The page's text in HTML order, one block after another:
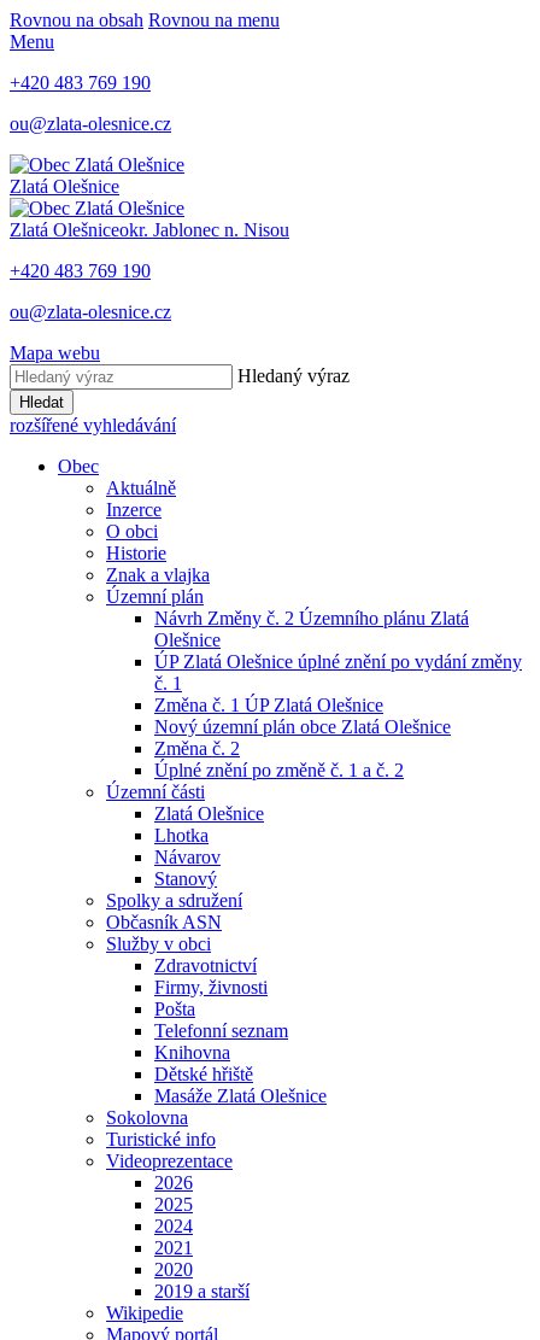
Rovnou na obsah Rovnou na menu
Menu
+420 483 769 190
ou@zlata-olesnice.cz
Zlatá Olešnice
Zlatá Olešniceokr. Jablonec n. Nisou
+420 483 769 190
ou@zlata-olesnice.cz
Mapa webu
Hledaný výraz
Hledat
rozšířené vyhledávání
Obec
Aktuálně
Inzerce
O obci
Historie
Znak a vlajka
Územní plán
Návrh Změny č. 2 Územního plánu Zlatá
Olešnice
ÚP Zlatá Olešnice úplné znění po vydání změny
č. 1
Změna č. 1 ÚP Zlatá Olešnice
Nový územní plán obce Zlatá Olešnice
Změna č. 2
Úplné znění po změně č. 1 a č. 2
Územní části
Zlatá Olešnice
Lhotka
Návarov
Stanový
Spolky a sdružení
Občasník ASN
Služby v obci
Zdravotnictví
Firmy, živnosti
Pošta
Telefonní seznam
Knihovna
Dětské hřiště
Masáže Zlatá Olešnice
Sokolovna
Turistické info
Videoprezentace
2026
2025
2024
2021
2020
2019 a starší
Wikipedie
Mapový portál